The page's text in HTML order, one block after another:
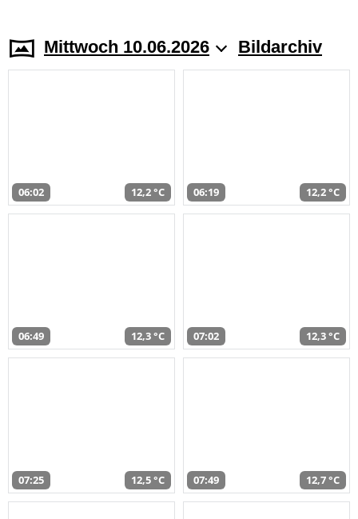
Mittwoch 10.06.2026 Bildarchiv
06:02 12,2 °C 06:19 12,2 °C
06:49 12,3 °C 07:02 12,3 °C
07:25 12,5 °C 07:49 12,7 °C